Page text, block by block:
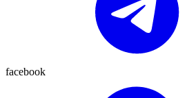
facebook